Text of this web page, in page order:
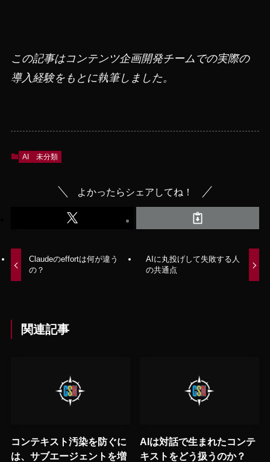
この記事はコンテンツ企画開発チームでの実際の
導入経験をもとに執筆しました。
AI 未分類
よかったらシェアしてね！
Claudeのeffortは何が違う
の？
AIに丸投げして失敗する人
の共通点
関連記事
コンテキスト汚染を防ぐに
は、サブエージェントを増
AIは対話で生まれたコンテ
キストをどう扱うのか？